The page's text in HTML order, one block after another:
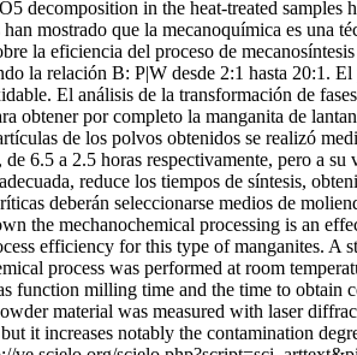
decomposition in the heat-treated samples
mostrado que la mecanoquímica es una
la eficiencia del proceso de
la relación B: P|W desde 2:1 hasta 20:1.
El análisis de la transformación de
por completo la manganita de
de los polvos obtenidos se realizó
6.5 a 2.5 horas respectivamente, pero a su
reduce los tiempos de síntesis,
deberán seleccionarse medios de
the mechanochemical processing is an
efficiency for this type of manganites.
process was performed at room
milling time and the time to obtain
material was measured with laser
it increases notably the contamination